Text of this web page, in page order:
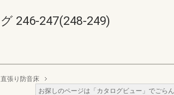
246-247(248-249)
張り防音床
お探しのページは「カタログビュー」でごら